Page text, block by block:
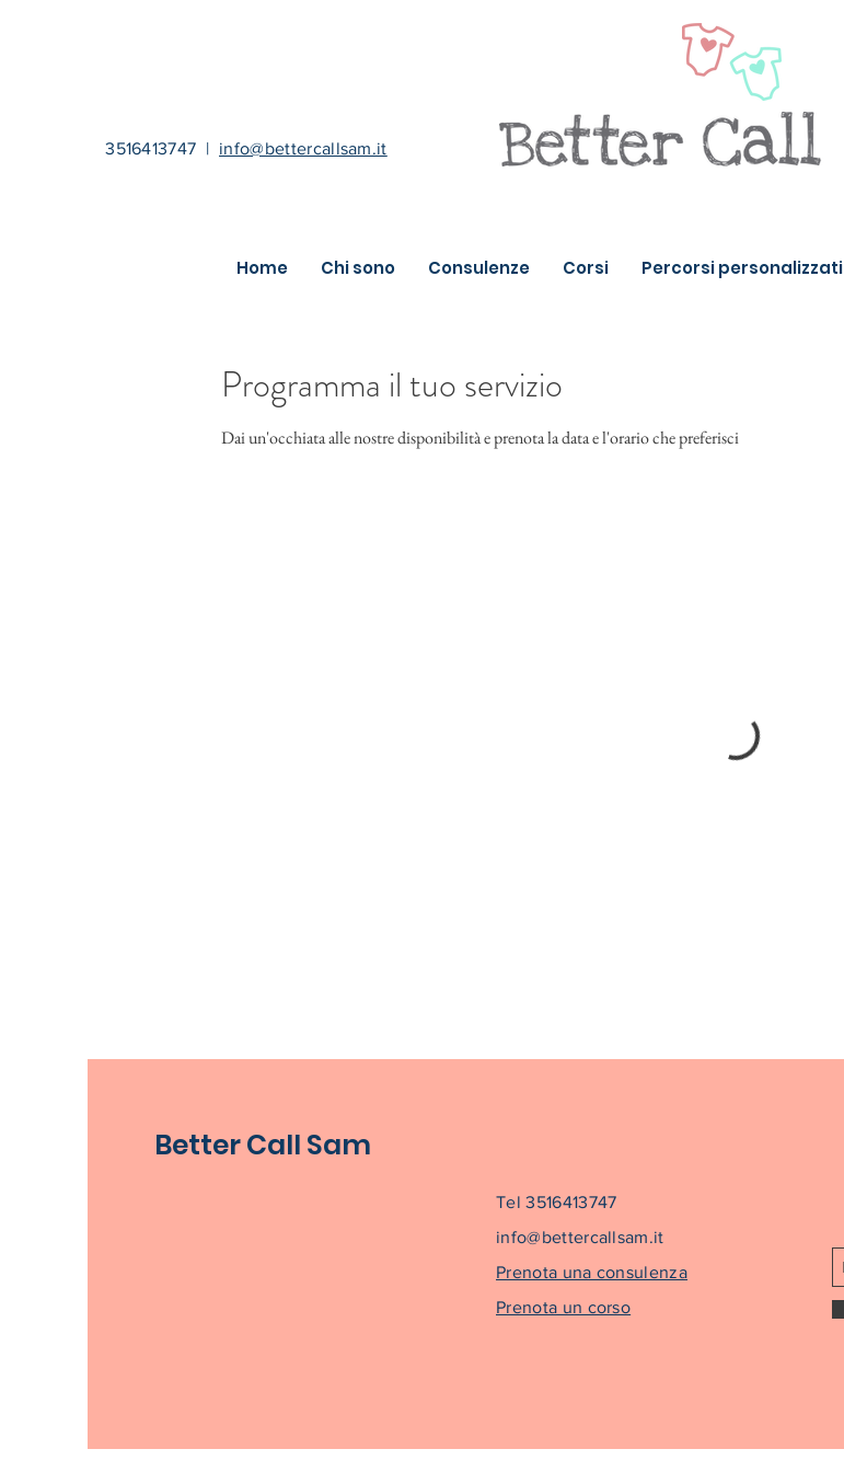
3516413747 | info@bettercallsam.it
Home Chi sono Consulenze Corsi Percorsi personalizzati
Programma il tuo servizio
Dai un'occhiata alle nostre disponibilità e prenota la data e l'orario che preferisci
Better Call Sam
Tel 3516413747
info@bettercallsam.it
Prenota una consulenza
Prenota un corso